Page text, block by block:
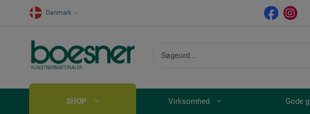
Danmark
SHOP Virksomhed Gode